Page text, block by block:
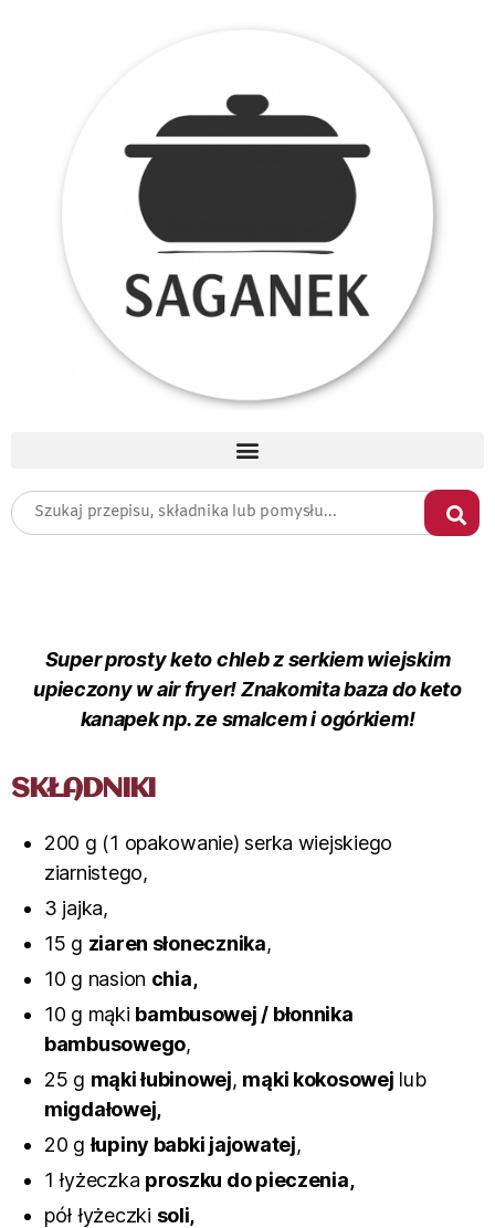
Super prosty keto chleb z serkiem wiejskim
upieczony w air fryer! Znakomita baza do keto
kanapek np. ze smalcem i ogórkiem!
SKŁADNIKI
200 g (1 opakowanie) serka wiejskiego
ziarnistego,
3 jajka,
15 g ziaren słonecznika,
10 g nasion chia,
10 g mąki bambusowej / błonnika
bambusowego,
25 g mąki łubinowej, mąki kokosowej lub
migdałowej,
20 głupiny babki jajowatej,
1 łyżeczka proszku do pieczenia,
pół łyżeczki soli,